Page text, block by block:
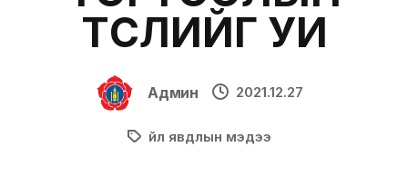
ТӨСЛИЙГ УИ
Админ 2021.12.27
Үйл явдлын мэдээ